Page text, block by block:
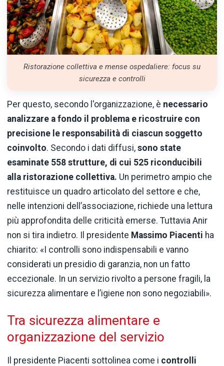
Ristorazione collettiva e mense ospedaliere: focus su
sicurezza e controlli
Per questo, secondo l'organizzazione, è necessario
analizzare a fondo il problema e ricostruire con
precisione le responsabilità di ciascun soggetto
coinvolto. Secondo i dati diffusi, sono state
esaminate 558 strutture, di cui 525 riconducibili
alla ristorazione collettiva. Un perimetro ampio che
restituisce un quadro articolato del settore e che,
nelle intenzioni dell’associazione, richiede una lettura
più approfondita delle criticità emerse. Tuttavia Anir
non si tira indietro. Il presidente Massimo Piacenti ha
chiarito: «I controlli sono indispensabili e vanno
considerati un presidio di garanzia, non un fatto
eccezionale. In un servizio rivolto a persone fragili, la
sicurezza alimentare e l’igiene non sono negoziabili».
Tra sicurezza alimentare e
organizzazione del servizio
Il presidente Piacenti sottolinea come i controlli